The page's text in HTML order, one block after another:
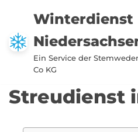
Zum
Inhalt
springen
Winterdienst
Ein Service der
Co KG
Streudienst